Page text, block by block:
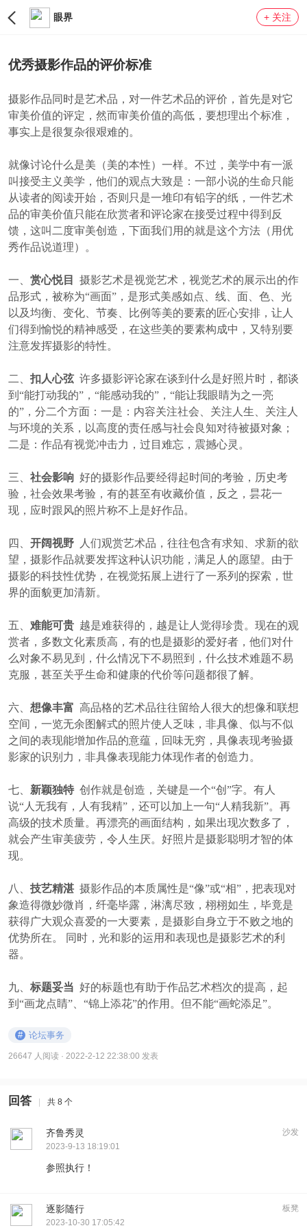
眼界 + 关注
优秀摄影作品的评价标准
摄影作品同时是艺术品，对一件艺术品的评价，首先是对它
审美价值的评定，然而审美价值的高低，要想理出个标准，
事实上是很复杂很艰难的。
就像讨论什么是美（美的本性）一样。不过，美学中有一派
叫接受主义美学，他们的观点大致是：一部小说的生命只能
从读者的阅读开始，否则只是一堆印有铅字的纸，一件艺术
品的审美价值只能在欣赏者和评论家在接受过程中得到反
馈，这叫二度审美创造，下面我们用的就是这个方法（用优
秀作品说道理）。
一、 赏心悦目 摄影艺术是视觉艺术，视觉艺术的展示出的作
品形式，被称为“画面”，是形式美感如点、线、面、色、光
以及均衡、变化、节奏、比例等美的要素的匠心安排，让人
们得到愉悦的精神感受，在这些美的要素构成中，又特别要
注意发挥摄影的特性。
二、 扣人心弦 许多摄影评论家在谈到什么是好照片时，都谈
到“能打动我的”，“能感动我的”，“能让我眼睛为之一亮
的”，分二个方面：一是：内容关注社会、关注人生、关注人
与环境的关系，以高度的责任感与社会良知对待被摄对象；
二是：作品有视觉冲击力，过目难忘，震撼心灵。
三、 社会影响 好的摄影作品要经得起时间的考验，历史考
验，社会效果考验，有的甚至有收藏价值，反之，昙花一
现，应时跟风的照片称不上是好作品。
四、 开阔视野
人们观赏艺术品，往往包含有求知、求新的欲
望，摄影作品就要发挥这种认识功能，满足人的愿望。由于
摄影的科技性优势，在视觉拓展上进行了一系列的探索，世
界的面貌更加清新。
五、 难能可贵 越是难获得的，越是让人觉得珍贵。现在的观
赏者，多数文化素质高，有的也是摄影的爱好者，他们对什
么对象不易见到，什么情况下不易照到，什么技术难题不易
克服，甚至关乎生命和健康的代价等问题都很了解。
六、 想像丰富 高品格的艺术品往往留给人很大的想像和联想
空间，一览无余图解式的照片使人乏味，非具像、似与不似
之间的表现能增加作品的意蕴，回味无穷，具像表现考验摄
影家的识别力，非具像表现能力体现作者的创造力。
七、 新颖独特 创作就是创造，关键是一个“创”字。有人
说“人无我有，人有我精”，还可以加上一句“人精我新”。再
高级的技术质量。再漂亮的画面结构，如果出现次数多了，
就会产生审美疲劳，令人生厌。好照片是摄影聪明才智的体
现。
八、 技艺精湛 摄影作品的本质属性是“像”或“相”，把表现对
象造得微妙微肖，纤毫毕露，淋漓尽致，栩栩如生，毕竟是
获得广大观众喜爱的一大要素，是摄影自身立于不败之地的
优势所在。 同时，光和影的运用和表现也是摄影艺术的利
器。
九、 标题妥当 好的标题也有助于作品艺术档次的提高，起
到“画龙点睛”、“锦上添花”的作用。但不能“画蛇添足”。
# 论坛事务
26647 人阅读 · 2022-2-12 22:38:00 发表
回答 共 8 个
沙发
齐鲁秀灵
2023-9-13 18:19:01
参照执行！
板凳
逐影随行
2023-10-30 17:05:42